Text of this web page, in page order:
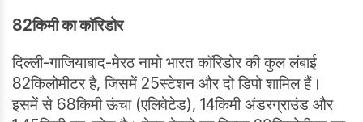
82किमी का कॉरिडोर
दिल्ली-गाजियाबाद-मेरठ नामो भारत कॉरिडोर की कुल लंबाई
82किलोमीटर है, जिसमें 25स्टेशन और दो डिपो शामिल हैं।
इसमें से 68किमी ऊंचा (एलिवेटेड), 14किमी अंडरग्राउंड और